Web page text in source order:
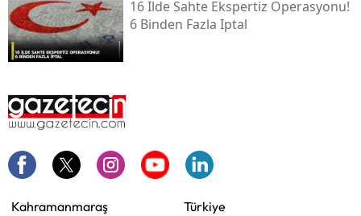
16 Ilde Sahte Ekspertiz Operasyonu!
6 Binden Fazla Iptal
Kahramanmaraş
Türkiye